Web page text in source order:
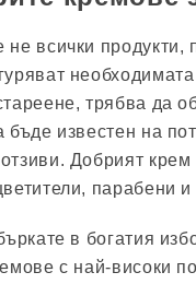
всички продукти,
трябва да
бъде известен на
Добрият
парабени и
в богатия
с най-високи